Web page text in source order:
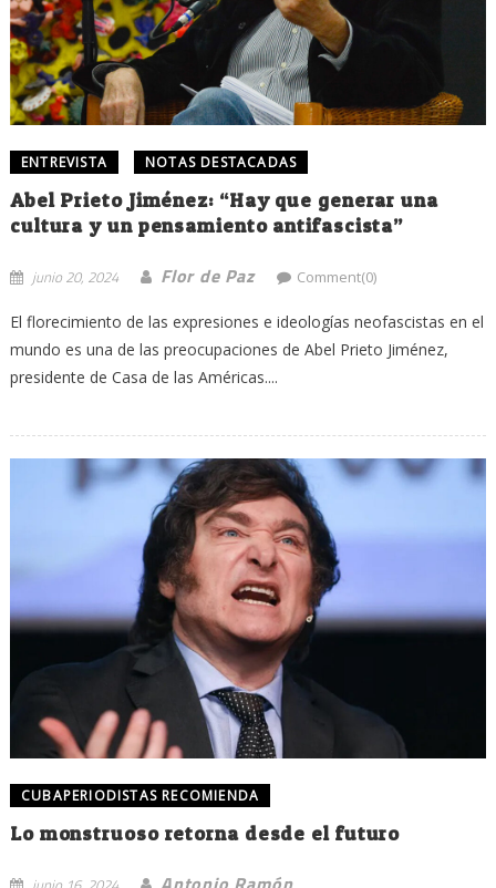
ENTREVISTA NOTAS DESTACADAS
Abel Prieto Jiménez: “Hay que generar una
cultura y un pensamiento antifascista”
junio 20, 2024 Flor de Paz Comment(0)
El florecimiento de las expresiones e ideologías neofascistas en el
mundo es una de las preocupaciones de Abel Prieto Jiménez,
presidente de Casa de las Américas....
CUBAPERIODISTAS RECOMIENDA
Lo monstruoso retorna desde el futuro